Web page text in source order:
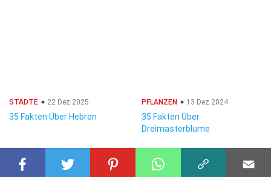
STÄDTE 22 Dez 2025
35 Fakten Über Hebron
PFLANZEN 13 Dez 2024
35 Fakten Über
Dreimasterblume